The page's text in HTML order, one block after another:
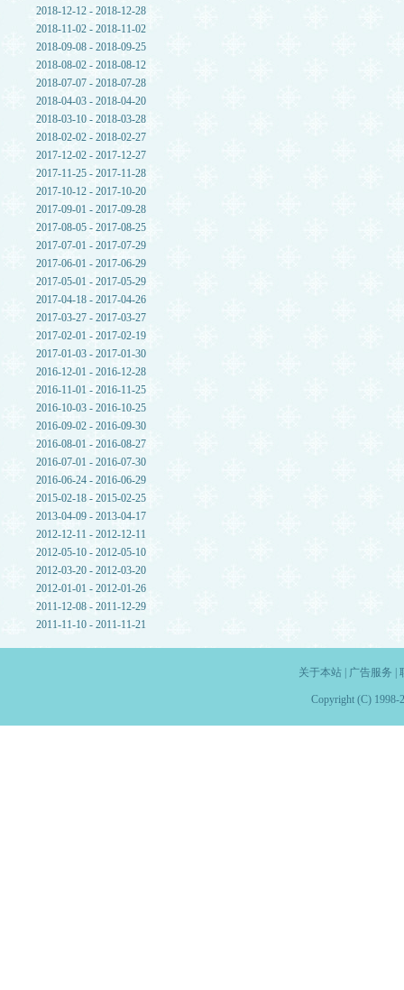
2018-12-12 - 2018-12-28
2018-11-02 - 2018-11-02
2018-09-08 - 2018-09-25
2018-08-02 - 2018-08-12
2018-07-07 - 2018-07-28
2018-04-03 - 2018-04-20
2018-03-10 - 2018-03-28
2018-02-02 - 2018-02-27
2017-12-02 - 2017-12-27
2017-11-25 - 2017-11-28
2017-10-12 - 2017-10-20
2017-09-01 - 2017-09-28
2017-08-05 - 2017-08-25
2017-07-01 - 2017-07-29
2017-06-01 - 2017-06-29
2017-05-01 - 2017-05-29
2017-04-18 - 2017-04-26
2017-03-27 - 2017-03-27
2017-02-01 - 2017-02-19
2017-01-03 - 2017-01-30
2016-12-01 - 2016-12-28
2016-11-01 - 2016-11-25
2016-10-03 - 2016-10-25
2016-09-02 - 2016-09-30
2016-08-01 - 2016-08-27
2016-07-01 - 2016-07-30
2016-06-24 - 2016-06-29
2015-02-18 - 2015-02-25
2013-04-09 - 2013-04-17
2012-12-11 - 2012-12-11
2012-05-10 - 2012-05-10
2012-03-20 - 2012-03-20
2012-01-01 - 2012-01-26
2011-12-08 - 2011-12-29
2011-11-10 - 2011-11-21
关于本站| 广告服务
Copyright (C) 1998-